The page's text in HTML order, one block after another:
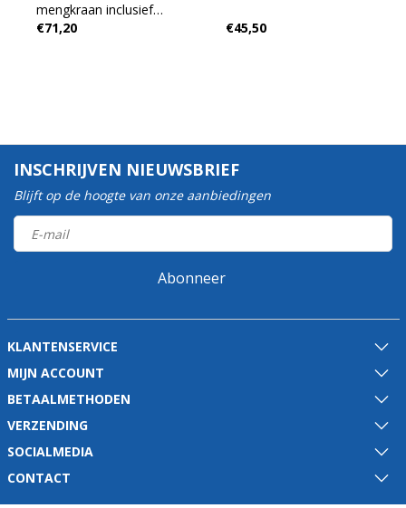
mengkraan inclusief
behuizing
€71,20 €45,50
INSCHRIJVEN NIEUWSBRIEF
Blijft op de hoogte van onze aanbiedingen
Abonneer
KLANTENSERVICE
MIJN ACCOUNT
BETAALMETHODEN
VERZENDING
SOCIALMEDIA
CONTACT